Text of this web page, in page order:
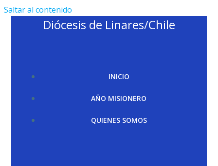
Saltar al contenido
Diócesis de Linares/Chile
INICIO
AÑO MISIONERO
QUIENES SOMOS